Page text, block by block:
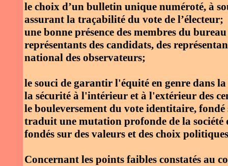
le choix d’un bulletin unique numéroté, à
assurant la traçabilité du vote de l’électeur;
une bonne présence des membres du
représentants des candidats, des
national des observateurs;
le souci de garantir l'équité en genre dans
la sécurité à l'intérieur et à l'extérieur des
le bouleversement du vote identitaire,
traduit une mutation profonde de la
fondés sur des valeurs et des choix
Concernant les points faibles constatés au